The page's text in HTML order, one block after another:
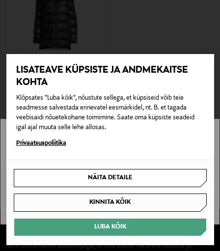
LISATEAVE KÜPSISTE JA ANDMEKAITSE
KOHTA
Klõpsates "Luba kõik", nõustute sellega, et küpsiseid võib teie
seadmesse salvestada erinevatel eesmärkidel, nt. B. et tagada
veebisaidi nõuetekohane toimimine. Saate oma küpsiste seadeid
igal ajal muuta selle lehe allosas.
Privaatsuspoliitika
NÄITA DETAILE
KINNITA KÕIK
LUBA KÕIK
WELLENSTEYN
Talvejope Goldmine Medium
Liitu Stockmanni uudiskirjaga, et olla kursis värskete uudiste ja
Stockmann pole Sinu riigis saadaval.
SAAN ARU